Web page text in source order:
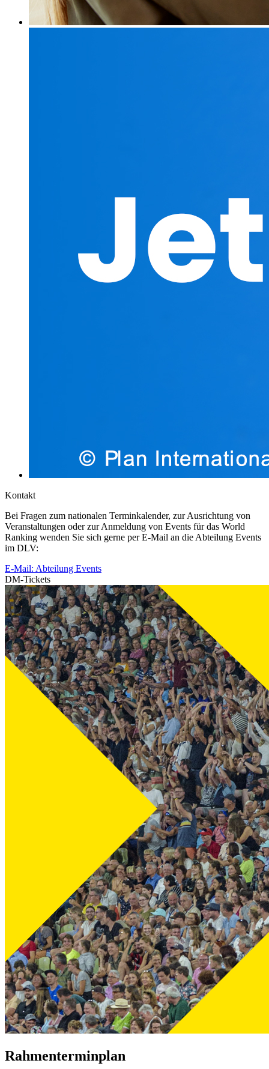
Kontakt
Bei Fragen zum nationalen Terminkalender, zur Ausrichtung von
Veranstaltungen oder zur Anmeldung von Events für das World
Ranking wenden Sie sich gerne per E-Mail an die Abteilung Events
im DLV:
E-Mail: Abteilung Events
DM-Tickets
Rahmenterminplan